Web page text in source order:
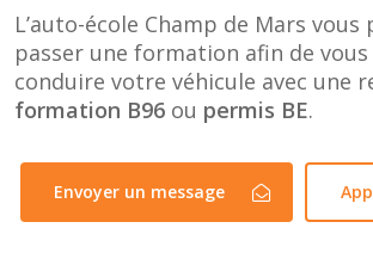
L’auto-école Champ de Mars vous
passer une formation afin de
conduire votre véhicule avec une
formation B96 ou permis BE.
Envoyer un message